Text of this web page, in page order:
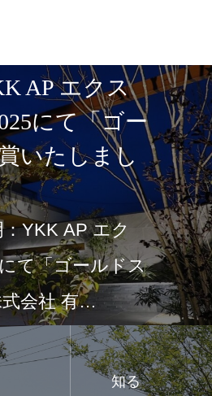
AP エクス
にて「ゴー
いたしまし
YKK AP エク
て「ゴールドス
会社 有…
知る